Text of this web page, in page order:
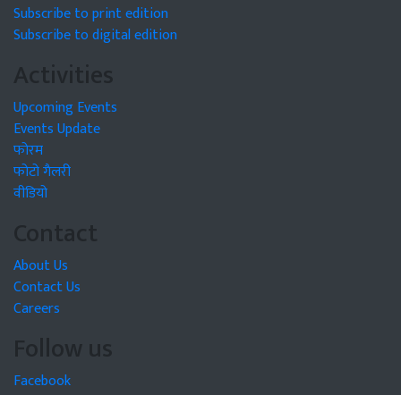
Subscribe to print edition
Subscribe to digital edition
Activities
Upcoming Events
Events Update
फोरम
फोटो गैलरी
वीडियो
Contact
About Us
Contact Us
Careers
Follow us
Facebook